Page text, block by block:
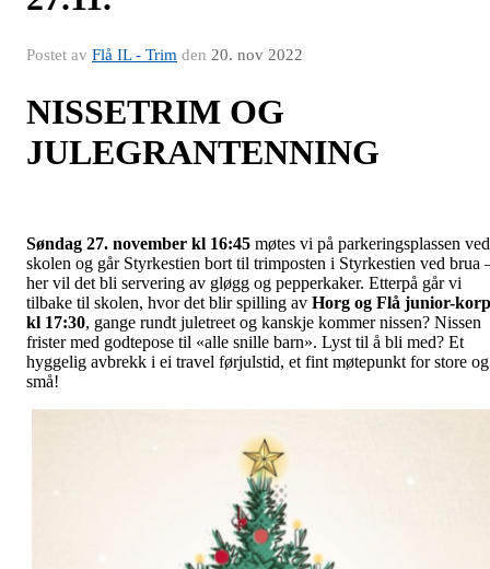
Postet av Flå IL - Trim den 20. nov 2022
NISSETRIM OG
JULEGRANTENNING
Søndag 27. november kl 16:45 møtes vi på parkeringsplassen ved
skolen og går Styrkestien bort til trimposten i Styrkestien ved brua
her vil det bli servering av gløgg og pepperkaker. Etterpå går vi
tilbake til skolen, hvor det blir spilling av Horg og Flå junior-
kl 17:30, gange rundt juletreet og kanskje kommer nissen? Nissen
frister med godtepose til «alle snille barn». Lyst til å bli med? Et
hyggelig avbrekk i ei travel førjulstid, et fint møtepunkt for store og
små!